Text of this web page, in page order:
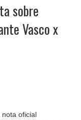
sobre
Vasco x
nota oficial